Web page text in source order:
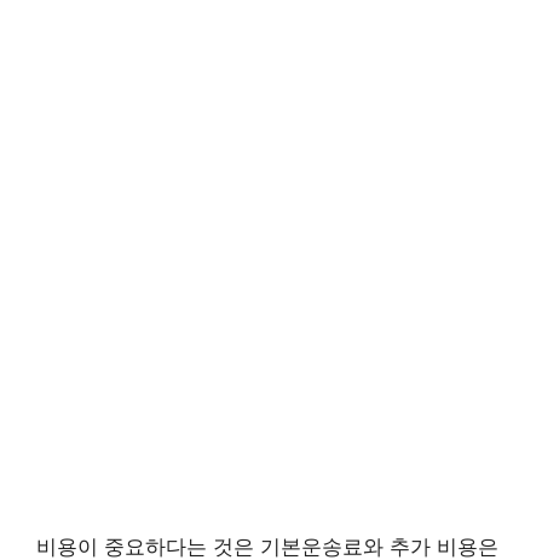
비용이 중요하다는 것은 기본운송료와 추가 비용은